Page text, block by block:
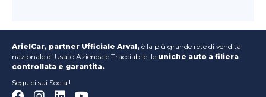
ArielCar, partner Ufficiale Arval, è la più grande rete di vendita
nazionale di Usato Aziendale Tracciabile, le uniche auto a filiera
controllata e garantita.
Seguici sui Social!